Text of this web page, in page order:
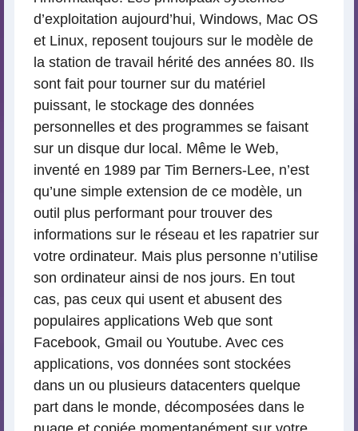
d’exploitation aujourd’hui, Windows, Mac OS
et Linux, reposent toujours sur le modèle de
la station de travail hérité des années 80. Ils
sont fait pour tourner sur du matériel
puissant, le stockage des données
personnelles et des programmes se faisant
sur un disque dur local. Même le Web,
inventé en 1989 par Tim Berners-Lee, n’est
qu’une simple extension de ce modèle, un
outil plus performant pour trouver des
informations sur le réseau et les rapatrier sur
votre ordinateur. Mais plus personne n’utilise
son ordinateur ainsi de nos jours. En tout
cas, pas ceux qui usent et abusent des
populaires applications Web que sont
Facebook, Gmail ou Youtube. Avec ces
applications, vos données sont stockées
dans un ou plusieurs datacenters quelque
part dans le monde, décomposées dans le